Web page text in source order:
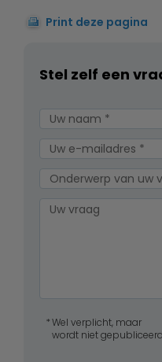
Print deze pagina
Stel zelf een
Wel verplicht, maar
wordt niet